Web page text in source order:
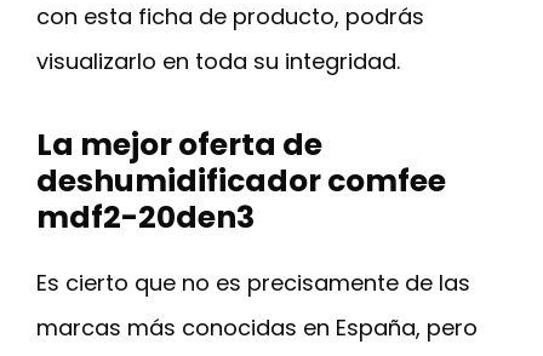
con esta ficha de producto, podrás
visualizarlo en toda su integridad.
La mejor oferta de
deshumidificador comfee
mdf2-20den3
Es cierto que no es precisamente de las
marcas más conocidas en España, pero